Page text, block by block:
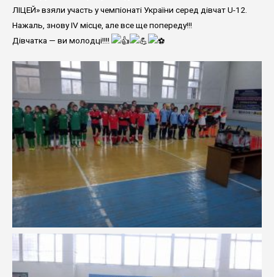
ЛІЦЕЙ» взяли участь у чемпіонаті України серед дівчат U-12.
Нажаль, знову IV місце, але все ще попереду!!!
Дівчатка — ви молодці!!!!